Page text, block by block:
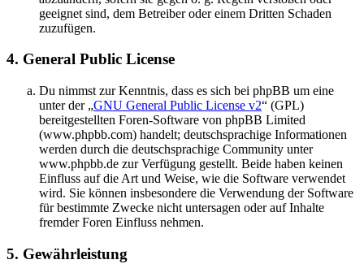
geeignet sind, dem Betreiber oder einem Dritten Schaden
zuzufügen.
4. General Public License
Du nimmst zur Kenntnis, dass es sich bei phpBB um eine
unter der „GNU General Public License v2“ (GPL)
bereitgestellten Foren-Software von phpBB Limited
(www.phpbb.com) handelt; deutschsprachige Informationen
werden durch die deutschsprachige Community unter
www.phpbb.de zur Verfügung gestellt. Beide haben keinen
Einfluss auf die Art und Weise, wie die Software verwendet
wird. Sie können insbesondere die Verwendung der Software
für bestimmte Zwecke nicht untersagen oder auf Inhalte
fremder Foren Einfluss nehmen.
5. Gewährleistung